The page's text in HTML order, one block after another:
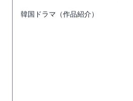
韓国ドラマ（作品紹介）